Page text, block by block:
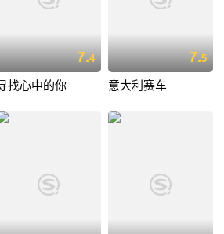
7.4
找心中的你
7.5
意大利赛车